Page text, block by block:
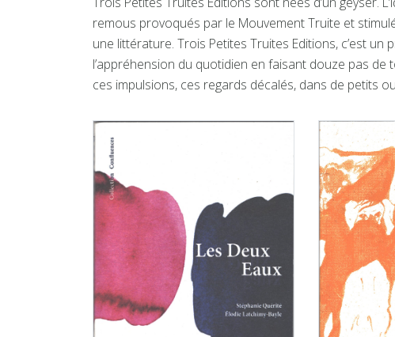
remous provoqués par le Mouvement Truite et
une littérature. Trois Petites Truites Editions, c’est un
l’appréhension du quotidien en faisant douze pas
ces impulsions, ces regards décalés, dans de petits